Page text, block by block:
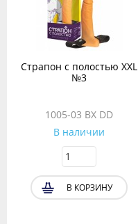
Страпон с полостью XXL
№3
1005-03 BX DD
В наличии
В КОРЗИНУ